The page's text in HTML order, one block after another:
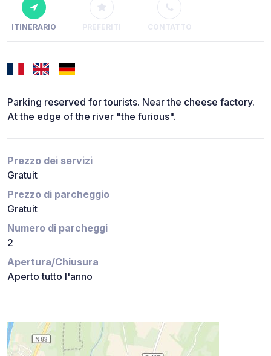
ITINERARIO PREFERITI CONTATTO
Parking reserved for tourists. Near the cheese factory.
At the edge of the river "the furious".
Prezzo dei servizi
Gratuit
Prezzo di parcheggio
Gratuit
Numero di parcheggi
2
Apertura/Chiusura
Aperto tutto l'anno